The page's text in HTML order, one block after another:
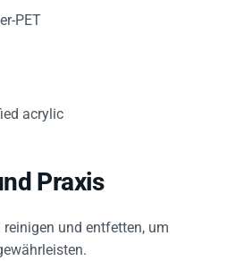
PET
acrylic
Praxis
und entfetten, um